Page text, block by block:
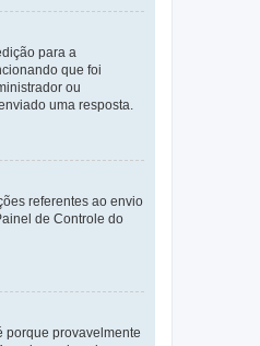
para a
que foi
ou
uma resposta.
referentes ao envio
de Controle do
porque provavelmente